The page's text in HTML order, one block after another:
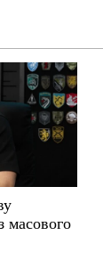
масового